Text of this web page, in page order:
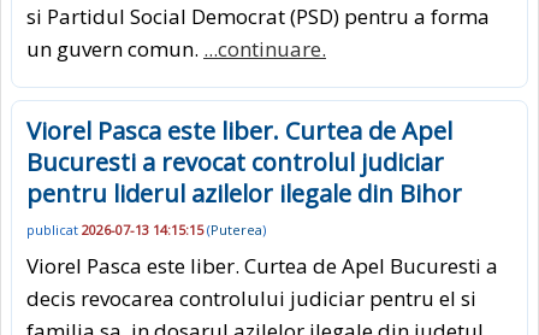
si Partidul Social Democrat (PSD) pentru a forma
un guvern comun. ...continuare.
Viorel Pasca este liber. Curtea de Apel
Bucuresti a revocat controlul judiciar
pentru liderul azilelor ilegale din Bihor
publicat 2026-07-13 14:15:15(Puterea)
Viorel Pasca este liber. Curtea de Apel Bucuresti a
decis revocarea controlului judiciar pentru el si